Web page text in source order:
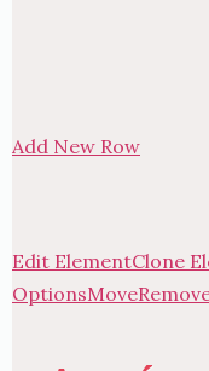
Add New Row
Edit ElementClone
OptionsMove